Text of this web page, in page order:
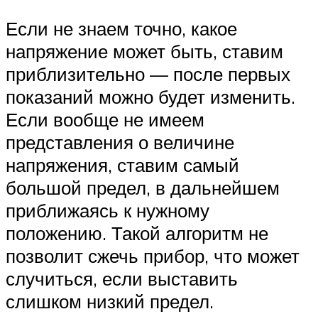
Если не знаем точно, какое
напряжение может быть, ставим
приблизительно — после первых
показаний можно будет изменить.
Если вообще не имеем
представления о величине
напряжения, ставим самый
большой предел, в дальнейшем
приближаясь к нужному
положению. Такой алгоритм не
позволит сжечь прибор, что может
случиться, если выставить
слишком низкий предел.